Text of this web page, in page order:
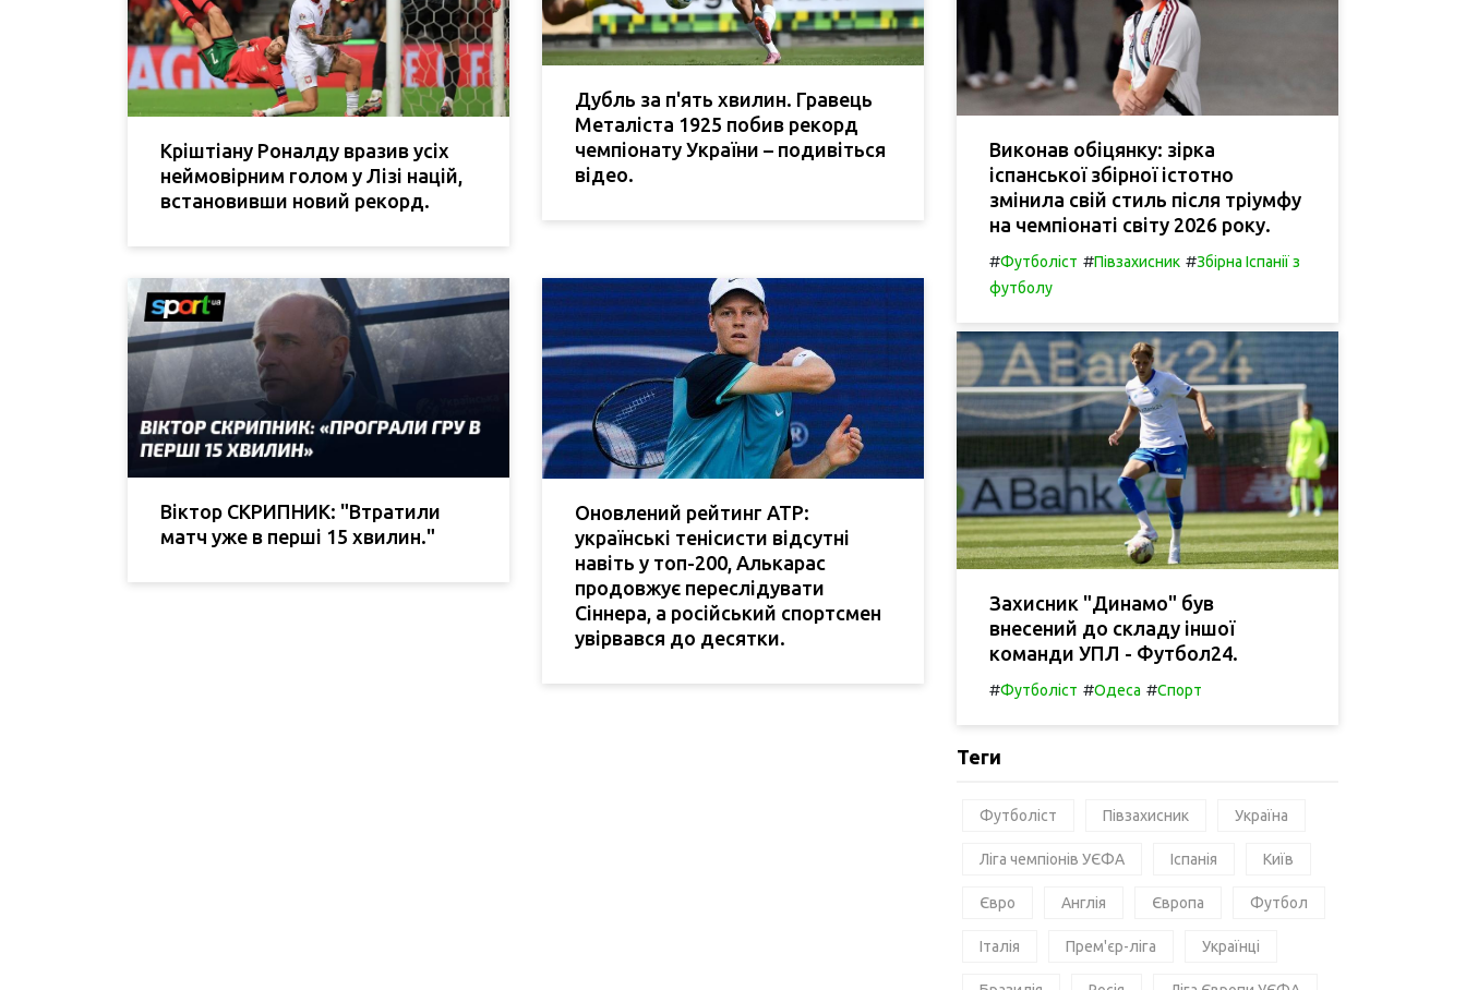
Кріштіану Роналду вразив усіх
неймовірним голом у Лізі націй,
встановивши новий рекорд.
Дубль за п'ять хвилин. Гравець
Металіста 1925 побив рекорд
чемпіонату України – подивіться
відео.
Віктор СКРИПНИК: "Втратили
матч уже в перші 15 хвилин."
Оновлений рейтинг ATP:
українські тенісисти відсутні
навіть у топ-200, Алькарас
продовжує переслідувати
Сіннера, а російський спортсмен
увірвався до десятки.
Виконав обіцянку: зірка
іспанської збірної істотно
змінила свій стиль після тріумфу
на чемпіонаті світу 2026 року.
#Футболіст #Півзахисник #Збірна Іспанії з
футболу
Захисник "Динамо" був
внесений до складу іншої
команди УПЛ - Футбол24.
#Футболіст #Одеса #Спорт
Теги
Футболіст Півзахисник Україна
Ліга чемпіонів УЄФА Іспанія Київ
Євро Англія Європа Футбол
Італія Прем'єр-ліга Українці